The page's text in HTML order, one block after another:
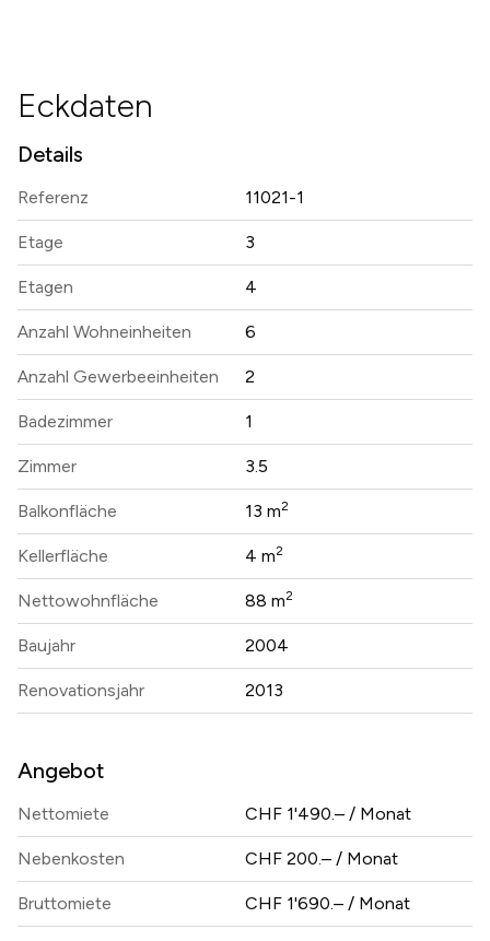
Eckdaten
Details
Referenz 11021-1
Etage 3
Etagen 4
Anzahl Wohneinheiten 6
Anzahl Gewerbeeinheiten 2
Badezimmer 1
Zimmer 3.5
Balkonfläche 13 m2
Kellerfläche 4 m2
Nettowohnfläche 88 m2
Baujahr 2004
Renovationsjahr 2013
Angebot
Nettomiete CHF 1'490.– / Monat
Nebenkosten CHF 200.– / Monat
Bruttomiete CHF 1'690.– / Monat